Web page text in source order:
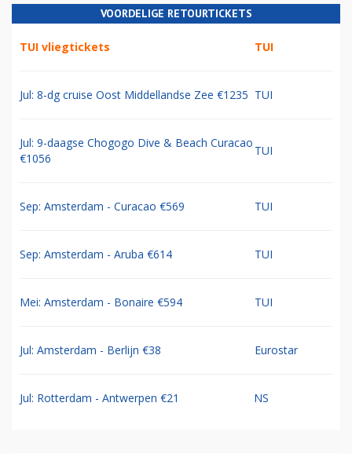
VOORDELIGE RETOURTICKETS
TUI vliegtickets TUI
Jul: 8-dg cruise Oost Middellandse Zee €1235 TUI
Jul: 9-daagse Chogogo Dive & Beach Curacao
€1056
TUI
Sep: Amsterdam - Curacao €569 TUI
Sep: Amsterdam - Aruba €614 TUI
Mei: Amsterdam - Bonaire €594 TUI
Jul: Amsterdam - Berlijn €38 Eurostar
Jul: Rotterdam - Antwerpen €21 NS